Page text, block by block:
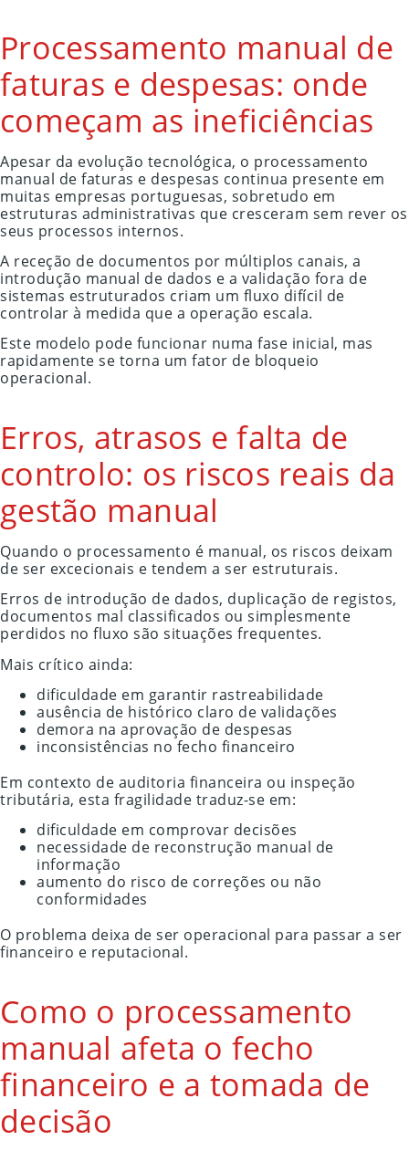
Processamento manual de
faturas e despesas: onde
começam as ineficiências
Apesar da evolução tecnológica, o processamento
manual de faturas e despesas continua presente em
muitas empresas portuguesas, sobretudo em
estruturas administrativas que cresceram sem rever os
seus processos internos.
A receção de documentos por múltiplos canais, a
introdução manual de dados e a validação fora de
sistemas estruturados criam um fluxo difícil de
controlar à medida que a operação escala.
Este modelo pode funcionar numa fase inicial, mas
rapidamente se torna um fator de bloqueio
operacional.
Erros, atrasos e falta de
controlo: os riscos reais da
gestão manual
Quando o processamento é manual, os riscos deixam
de ser excecionais e tendem a ser estruturais.
Erros de introdução de dados, duplicação de registos,
documentos mal classificados ou simplesmente
perdidos no fluxo são situações frequentes.
Mais crítico ainda:
dificuldade em garantir rastreabilidade
ausência de histórico claro de validações
demora na aprovação de despesas
inconsistências no fecho financeiro
Em contexto de auditoria financeira ou inspeção
tributária, esta fragilidade traduz-se em:
dificuldade em comprovar decisões
necessidade de reconstrução manual de
informação
aumento do risco de correções ou não
conformidades
O problema deixa de ser operacional para passar a ser
financeiro e reputacional.
Como o processamento
manual afeta o fecho
financeiro e a tomada de
decisão